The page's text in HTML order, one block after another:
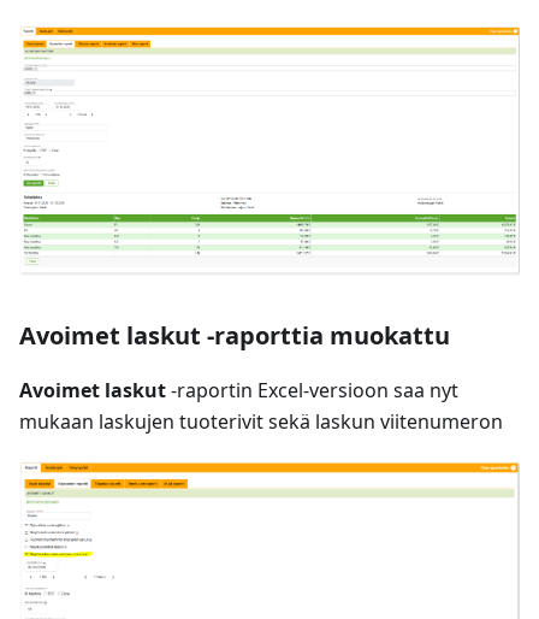
Avoimet laskut -raporttia muokattu
Avoimet laskut-raportin Excel-versioon saa nyt
mukaan laskujen tuoterivit sekä laskun viitenumeron